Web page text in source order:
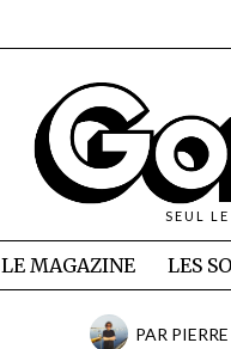
SEUL
LE MAGAZINE LES
PAR